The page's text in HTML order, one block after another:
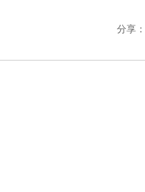
分享：